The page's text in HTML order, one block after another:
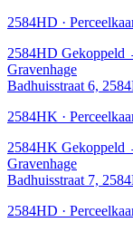
2584HD ·
2584HD Gekoppeld
Gravenhage
Badhuisstraat 6,
2584HK ·
2584HK Gekoppeld
Gravenhage
Badhuisstraat 7,
2584HD ·